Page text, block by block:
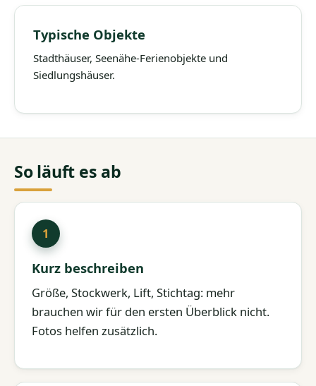
Typische Objekte
Stadthäuser, Seenähe-Ferienobjekte und
Siedlungshäuser.
So läuft es ab
Kurz beschreiben
Größe, Stockwerk, Lift, Stichtag: mehr
brauchen wir für den ersten Überblick nicht.
Fotos helfen zusätzlich.